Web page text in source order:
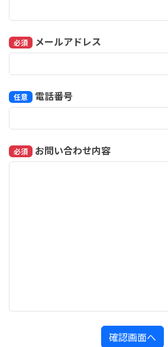
必須 メールアドレス
任意 電話番号
必須 お問い合わせ内容